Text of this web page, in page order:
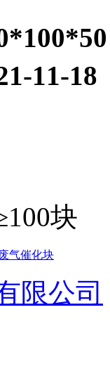
11-18
块
气催化块
限公司